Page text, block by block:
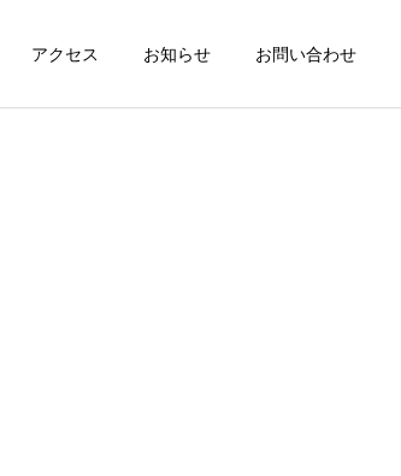
アクセス お知らせ お問い合わせ